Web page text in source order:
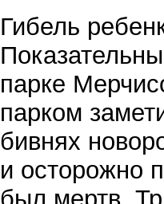
Гибель
парке
парком
бивнях
и осторожно